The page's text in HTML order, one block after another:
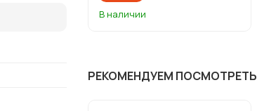
В наличии
РЕКОМЕНДУЕМ ПОСМОТРЕТЬ